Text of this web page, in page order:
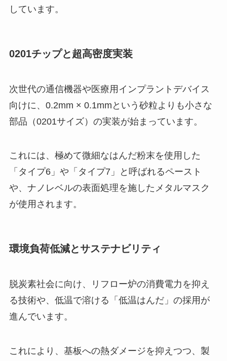
しています。
0201チップと超高密度実装
次世代の通信機器や医療用インプラントデバイス
向けに、0.2mm × 0.1mmという砂粒よりも小さな
部品（0201サイズ）の実装が始まっています。
これには、極めて微細なはんだ粉末を使用した
「タイプ6」や「タイプ7」と呼ばれるペースト
や、ナノレベルの表面処理を施したメタルマスク
が使用されます。
環境負荷低減とサステナビリティ
脱炭素社会に向け、リフロー炉の消費電力を抑え
る技術や、低温で溶ける「低温はんだ」の採用が
進んでいます。
これにより、基板への熱ダメージを抑えつつ、製